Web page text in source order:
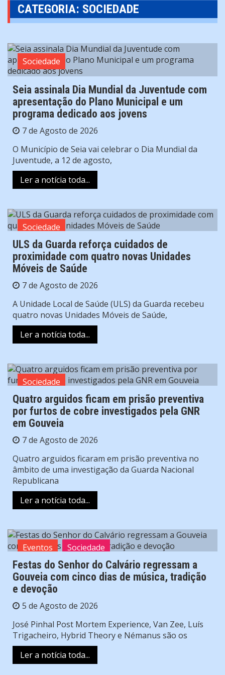
CATEGORIA: SOCIEDADE
Sociedade
Seia assinala Dia Mundial da Juventude com
apresentação do Plano Municipal e um
programa dedicado aos jovens
7 de Agosto de 2026
O Município de Seia vai celebrar o Dia Mundial da
Juventude, a 12 de agosto,
Ler a notícia toda...
Sociedade
ULS da Guarda reforça cuidados de
proximidade com quatro novas Unidades
Móveis de Saúde
7 de Agosto de 2026
A Unidade Local de Saúde (ULS) da Guarda recebeu
quatro novas Unidades Móveis de Saúde,
Ler a notícia toda...
Sociedade
Quatro arguidos ficam em prisão preventiva
por furtos de cobre investigados pela GNR
em Gouveia
7 de Agosto de 2026
Quatro arguidos ficaram em prisão preventiva no
âmbito de uma investigação da Guarda Nacional
Republicana
Ler a notícia toda...
Eventos Sociedade
Festas do Senhor do Calvário regressam a
Gouveia com cinco dias de música, tradição
e devoção
5 de Agosto de 2026
José Pinhal Post Mortem Experience, Van Zee, Luís
Trigacheiro, Hybrid Theory e Némanus são os
Ler a notícia toda...